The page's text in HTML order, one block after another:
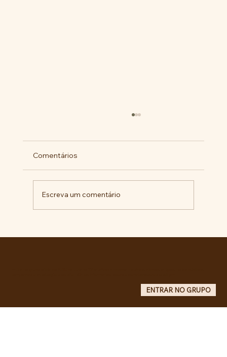
Comentários
Escreva um comentário
ENTRAR NO GRUPO